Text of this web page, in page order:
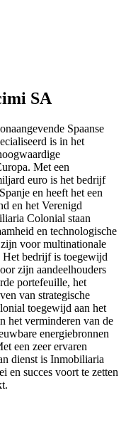
SA
Spaanse
is in het
Met een
euro is het bedrijf
en heeft het een
en het Verenigd
Colonial staan
en technologische
voor multinationale
Het bedrijf is toegewijd
zijn aandeelhouders
portefeuille, het
van strategische
toegewijd aan het
het verminderen van de
energiebronnen
een zeer ervaren
dienst is Inmobiliaria
en succes voort te zetten